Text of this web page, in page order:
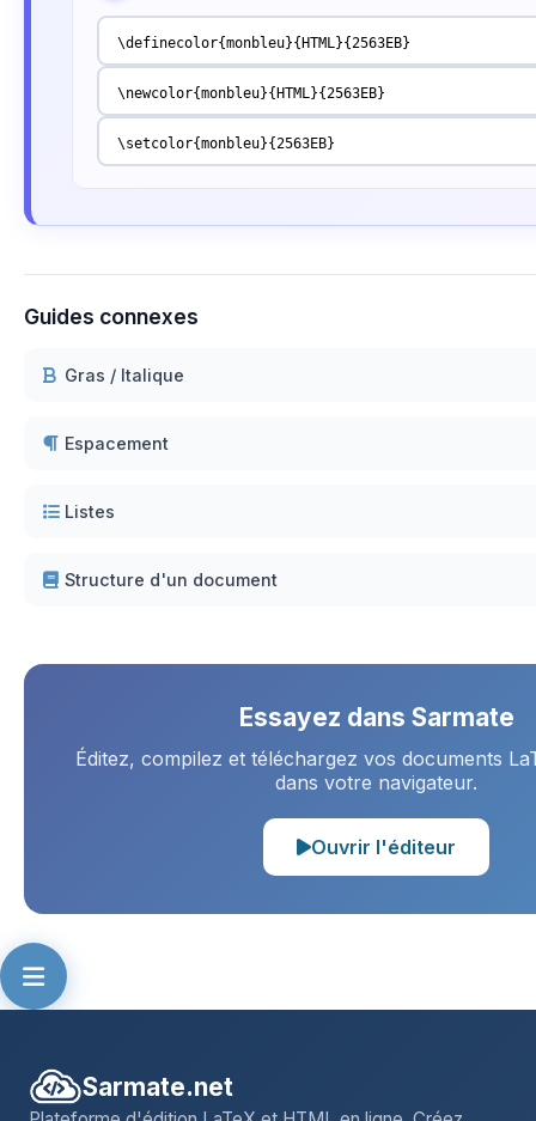
\definecolor{monbleu}{HTML}{2563EB}
\newcolor{monbleu}{HTML}{2563EB}
\setcolor{monbleu}{2563EB}
Guides connexes
Gras / Italique
Espacement
Listes
Structure d'un document
Essayez dans Sarmate
Éditez, compilez et téléchargez vos documents
dans votre navigateur.
Ouvrir l'éditeur
Sarmate.net